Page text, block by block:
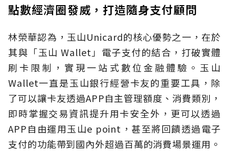
點數經濟圈發威，打造隨身支付顧問
林榮華認為，玉山Unicard的核心優勢之一，在於
其與「玉山 Wallet」電子支付的結合，打破實體
刷卡限制，實現一站式數位金融體驗。玉山
Wallet一直是玉山銀行經營卡友的重要工具，除
了可以讓卡友透過APP自主管理額度、消費類別，
即時掌握交易資訊提升用卡安全外，更可以透過
APP自由運用玉山e point，甚至將回饋透過電子
支付的功能帶到國內外超過百萬的消費場景運用。